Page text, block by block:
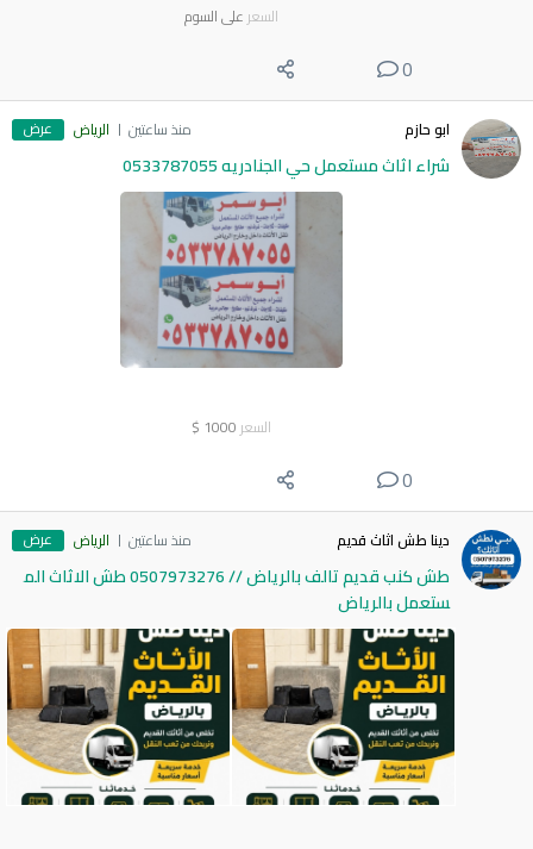
السعر على السوم
0
ابو حازم منذ ساعتين الرياض عرض
شراء اثاث مستعمل حي الجنادريه 0533787055
السعر 1000
$
0
دينا طش اثاث قديم منذ ساعتين الرياض عرض
طش كنب قديم تالف بالرياض // 0507973276 طش الاثاث الم
ستعمل بالرياض